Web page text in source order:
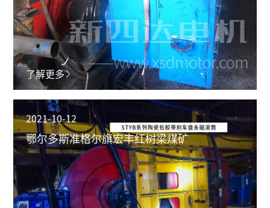
了解更多
2021-10-12
鄂尔多斯准格尔旗宏丰红树梁煤矿